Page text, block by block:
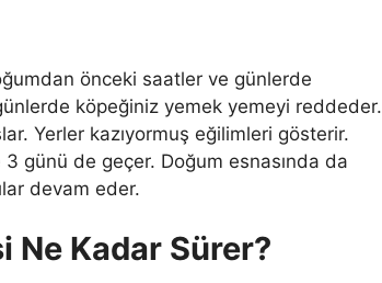
önceki saatler ve günlerde
köpeğiniz yemek yemeyi reddeder.
Yerler kazıyormuş eğilimleri gösterir.
günü de geçer. Doğum esnasında da
devam eder.
Ne Kadar Sürer?